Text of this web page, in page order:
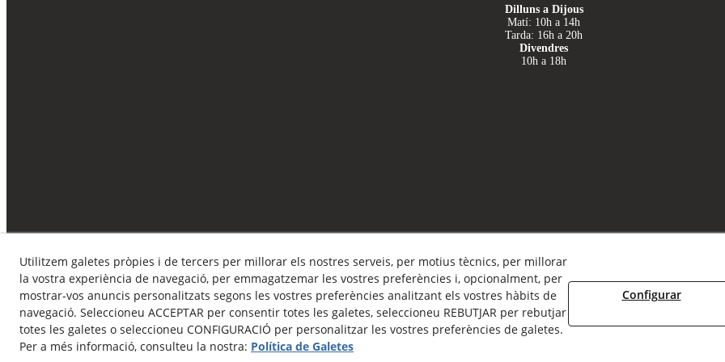
Dilluns a Dijous
Matí: 10h a 14h
Tarda: 16h a 20h
Divendres
10h a 18h
Avís Legal Política de Privacitat Política Cookies
© 08/2026 Clínica Dental Rada - Tots els drets reservats.
Utilitzem galetes pròpies i de tercers per millorar els nostres serveis, per motius tècnics, per millorar
la vostra experiència de navegació, per emmagatzemar les vostres preferències i, opcionalment, per
mostrar-vos anuncis personalitzats segons les vostres preferències analitzant els vostres hàbits de
navegació. Seleccioneu ACCEPTAR per consentir totes les galetes, seleccioneu REBUTJAR per rebutjar
totes les galetes o seleccioneu CONFIGURACIÓ per personalitzar les vostres preferències de galetes.
Per a més informació, consulteu la nostra: Política de Galetes
Configurar